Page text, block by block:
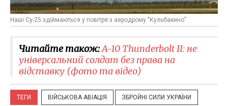
Наші Су-25 здіймаються у повітря з аеродрому "Кульбакино"
Читайте також:​A-10 Thunderbolt II: не
універсальний солдат без права на
відставку (фото та відео)
ТЕГИ ВІЙСЬКОВА АВІАЦІЯ ЗБРОЙНІ СИЛИ УКРАЇНИ